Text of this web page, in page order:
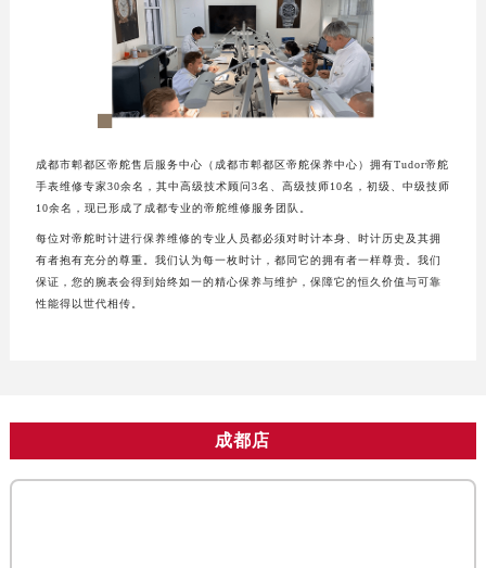
成都市郫都区帝舵售后服务中心（成都市郫都区帝舵保养中心）拥有Tudor帝舵
手表维修专家30余名，其中高级技术顾问3名、高级技师10名，初级、中级技师
10余名，现已形成了成都专业的帝舵维修服务团队。
每位对帝舵时计进行保养维修的专业人员都必须对时计本身、时计历史及其拥
有者抱有充分的尊重。我们认为每一枚时计，都同它的拥有者一样尊贵。我们
保证，您的腕表会得到始终如一的精心保养与维护，保障它的恒久价值与可靠
性能得以世代相传。
成都店